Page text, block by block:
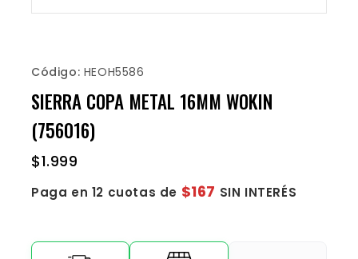
Código: HEOH5586
SIERRA COPA METAL 16MM WOKIN
(756016)
$1.999
Paga en 12 cuotas de $167 SIN INTERÉS